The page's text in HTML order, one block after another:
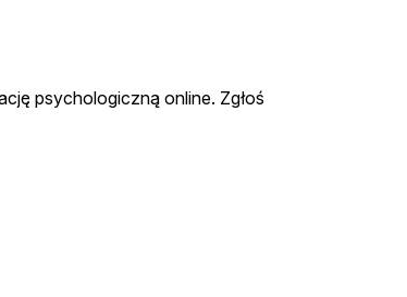
psychologiczną online. Zgłoś